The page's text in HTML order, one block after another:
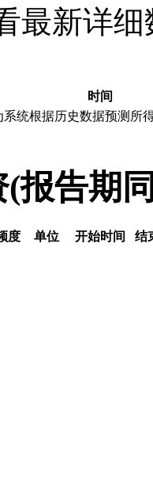
最新详细
时间
系统根据历史数据预测所
报告期
度 单位 开始时间
结